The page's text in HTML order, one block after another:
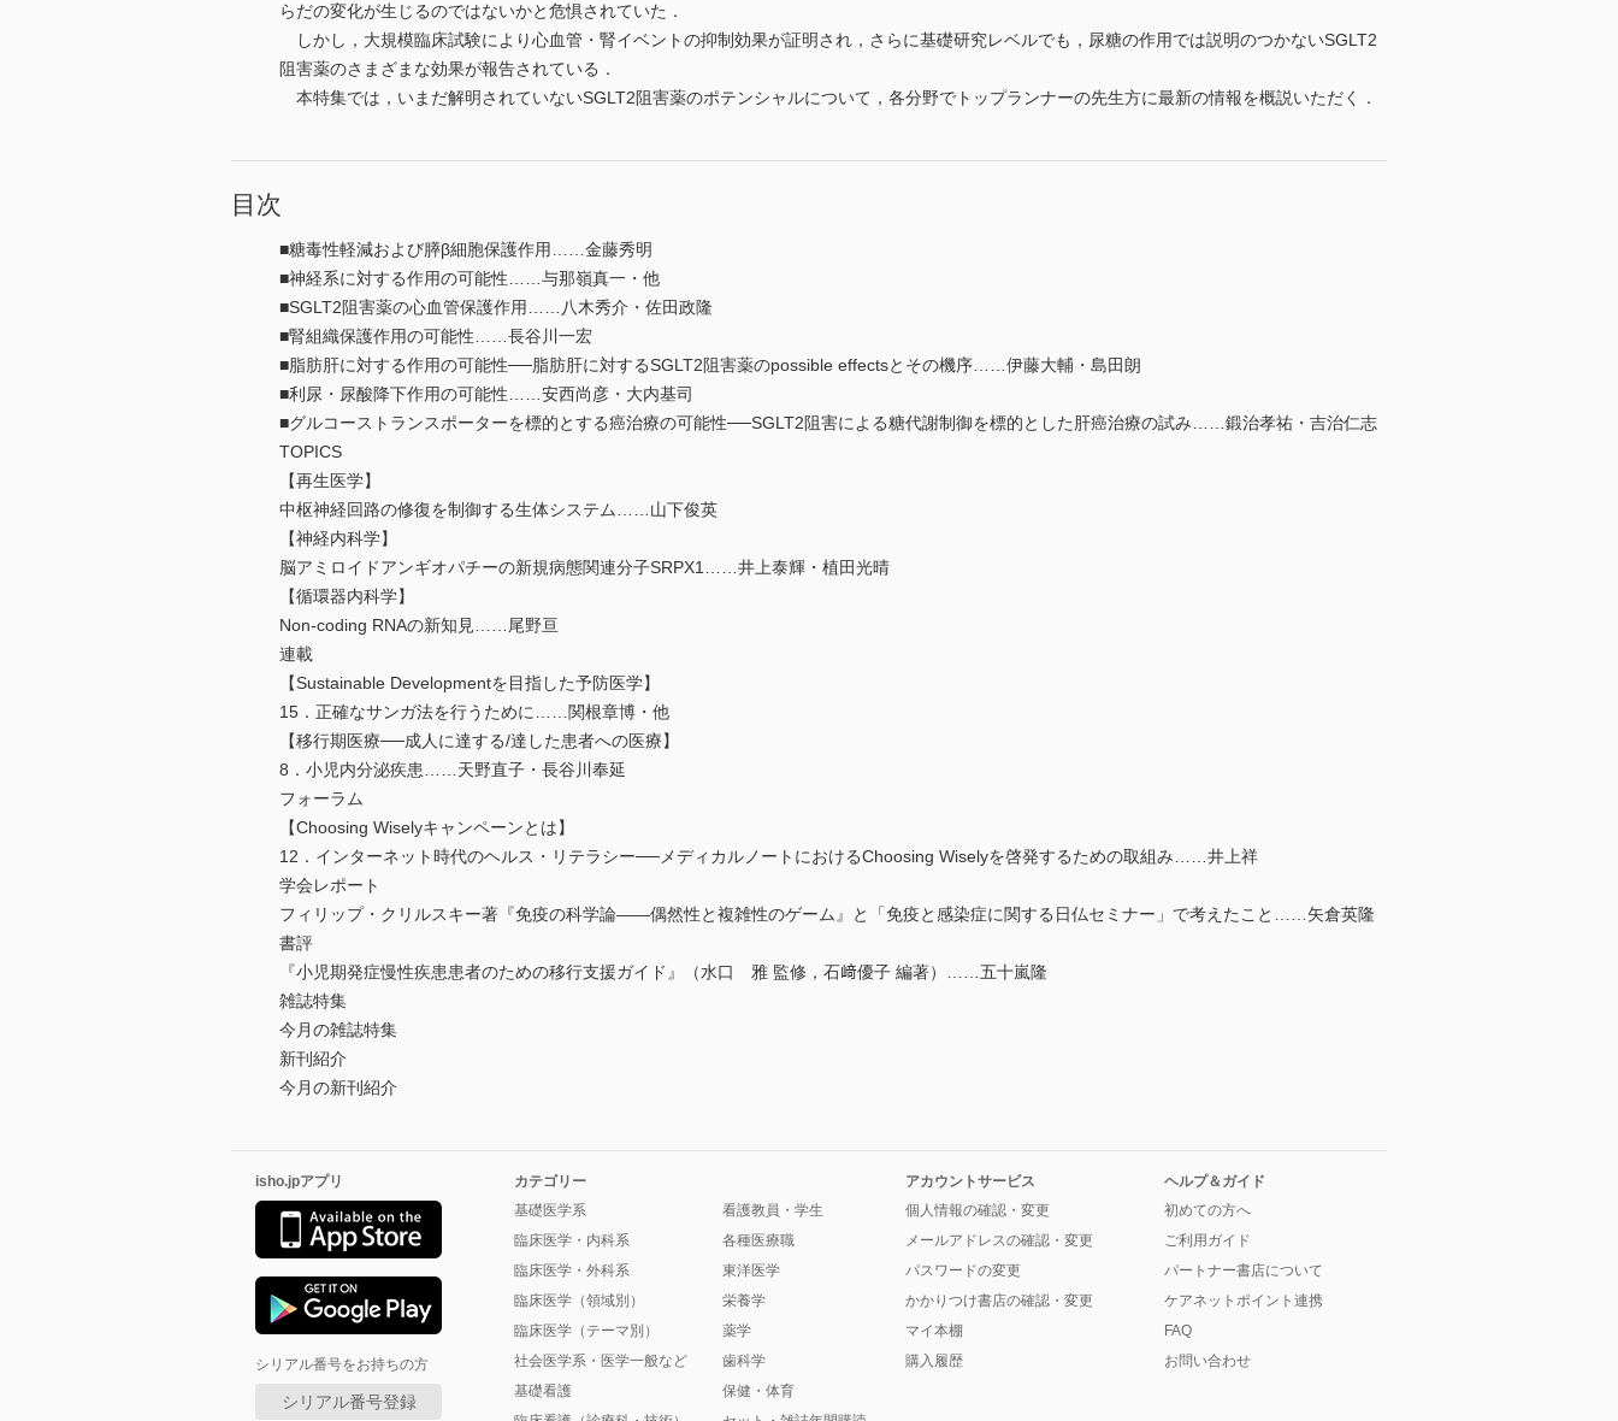
らだの変化が生じるのではないかと危惧されていた．
しかし，大規模臨床試験により心血管・腎イベントの抑制効果が証明され，さらに基礎研究レベルでも，尿糖の作用では説明のつかないSGLT2
阻害薬のさまざまな効果が報告されている．
本特集では，いまだ解明されていないSGLT2阻害薬のポテンシャルについて，各分野でトップランナーの先生方に最新の情報を概説いただく．
目次
■糖毒性軽減および膵β細胞保護作用……金藤秀明
■神経系に対する作用の可能性……与那嶺真一・他
■SGLT2阻害薬の心血管保護作用……八木秀介・佐田政隆
■腎組織保護作用の可能性……長谷川一宏
■脂肪肝に対する作用の可能性──脂肪肝に対するSGLT2阻害薬のpossible effectsとその機序……伊藤大輔・島田朗
■利尿・尿酸降下作用の可能性……安西尚彦・大内基司
■グルコーストランスポーターを標的とする癌治療の可能性──SGLT2阻害による糖代謝制御を標的とした肝癌治療の試み……鍛治孝祐・吉治仁志
TOPICS
【再生医学】
中枢神経回路の修復を制御する生体システム……山下俊英
【神経内科学】
脳アミロイドアンギオパチーの新規病態関連分子SRPX1……井上泰輝・植田光晴
【循環器内科学】
Non-coding RNAの新知見……尾野亘
連載
【Sustainable Developmentを目指した予防医学】
15．正確なサンガ法を行うために……関根章博・他
【移行期医療──成人に達する/達した患者への医療】
8．小児内分泌疾患……天野直子・長谷川奉延
フォーラム
【Choosing Wiselyキャンペーンとは】
12．インターネット時代のヘルス・リテラシー──メディカルノートにおけるChoosing Wiselyを啓発するための取組み……井上祥
学会レポート
フィリップ・クリルスキー著『免疫の科学論――偶然性と複雑性のゲーム』と「免疫と感染症に関する日仏セミナー」で考えたこと……矢倉英隆
書評
『小児期発症慢性疾患患者のための移行支援ガイド』（水口 雅 監修，石﨑優子 編著）……五十嵐隆
雑誌特集
今月の雑誌特集
新刊紹介
今月の新刊紹介
isho.jpアプリ
シリアル番号をお持ちの方
シリアル番号登録
カテゴリー
基礎医学系
臨床医学・内科系
臨床医学・外科系
臨床医学（領域別）
臨床医学（テーマ別）
社会医学系・医学一般など
基礎看護
看護教員・学生
各種医療職
東洋医学
栄養学
薬学
歯科学
保健・体育
アカウントサービス
個人情報の確認・変更
メールアドレスの確認・変更
パスワードの変更
かかりつけ書店の確認・変更
マイ本棚
購入履歴
ヘルプ＆ガイド
初めての方へ
ご利用ガイド
パートナー書店について
ケアネットポイント連携
FAQ
お問い合わせ